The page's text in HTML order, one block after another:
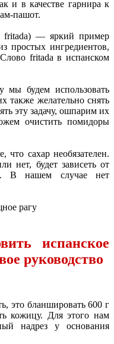
и в качестве гарнира к
пашот.
fritada) — яркий пример
простых ингредиентов,
fritada в испанском
мы будем использовать
также желательно снять
эту задачу, ошпарим их
очистить помидоры
сахар необязателен.
нет, будет зависеть от
В нашем случае нет
испанское
руководство
это бланшировать 600 г
кожицу. Для этого нам
надрез у основания